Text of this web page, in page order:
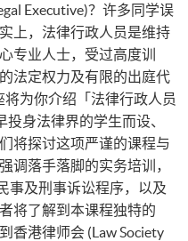
Executive)？许多同学误
上，法律行政人员是维持
专业人士，受过高度训
法定权力及有限的出庭代
将为你介绍「法律行政人员
身法律界的学生而设、
将探讨这项严谨的课程与
调落手落脚的实务培训，
事及刑事诉讼程序，以及
将了解到本课程独特的
香港律师会 (Law Society